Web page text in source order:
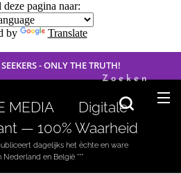
deze pagina naar:
by Translate
- ONLY THE TRUTH!
MEDIA 🟣 Digitale
— 100% Waarheid
dagelijks het èchte en ware
Nederland en België ***
Zoeken